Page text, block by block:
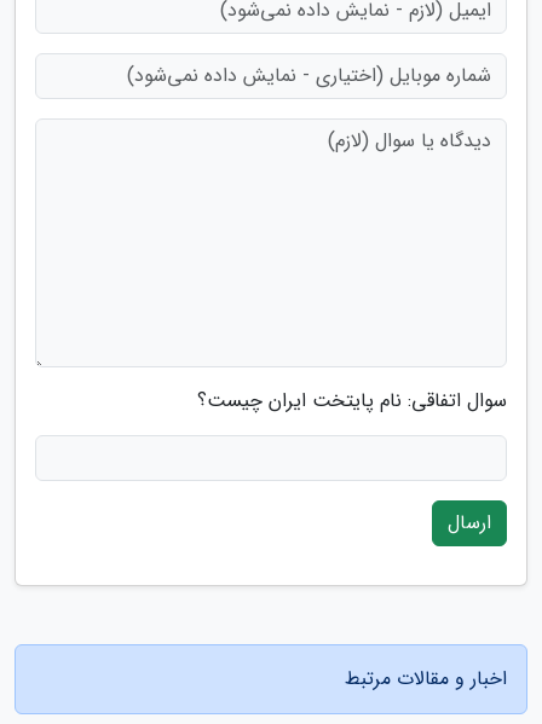
سوال اتفاقی: نام پایتخت ایران چیست؟
ارسال
اخبار و مقالات مرتبط